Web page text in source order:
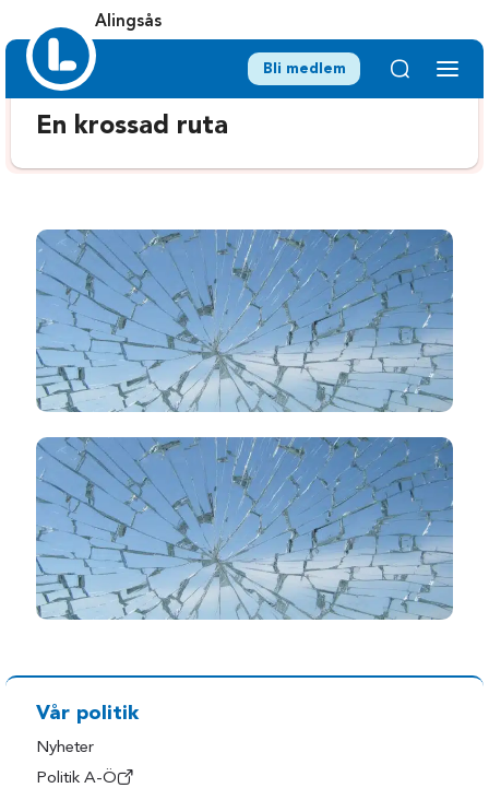
Alingsås
Bli medlem
En krossad ruta
Vår politik
Nyheter
Politik A-Ö